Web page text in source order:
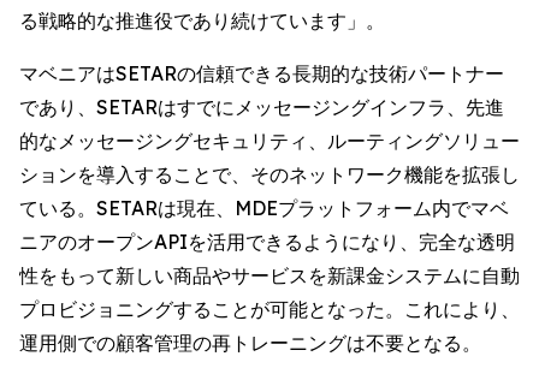
る戦略的な推進役であり続けています」。
マベニアはSETARの信頼できる長期的な技術パートナー
であり、SETARはすでにメッセージングインフラ、先進
的なメッセージングセキュリティ、ルーティングソリュー
ションを導入することで、そのネットワーク機能を拡張し
ている。SETARは現在、MDEプラットフォーム内でマベ
ニアのオープンAPIを活用できるようになり、完全な透明
性をもって新しい商品やサービスを新課金システムに自動
プロビジョニングすることが可能となった。これにより、
運用側での顧客管理の再トレーニングは不要となる。